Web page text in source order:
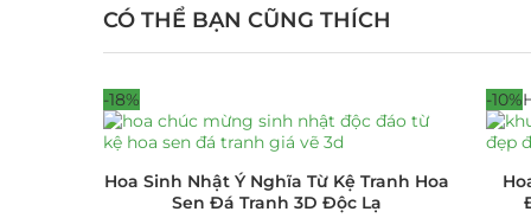
CÓ THỂ BẠN CŨNG THÍCH
-18%
Hoa Sinh Nhật Ý Nghĩa Từ Kệ Tranh Hoa
Sen Đá Tranh 3D Độc Lạ
-10%